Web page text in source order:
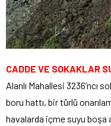
CADDE VE SOKAKLAR
Alanlı Mahallesi 3236’ncı
boru hattı, bir türlü
havalarda içme suyu boşa